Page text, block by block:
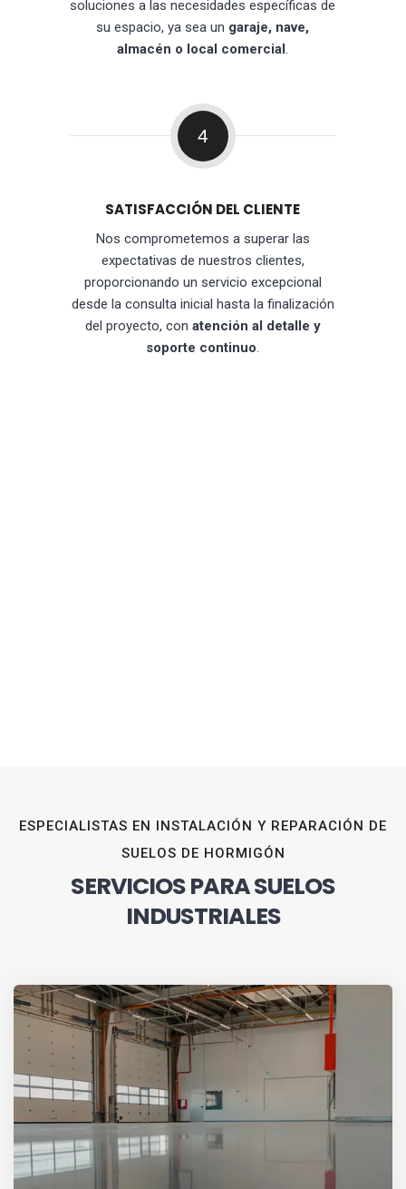
soluciones a las necesidades específicas de
su espacio, ya sea un garaje, nave,
almacén o local comercial.
4
SATISFACCIÓN DEL CLIENTE
Nos comprometemos a superar las
expectativas de nuestros clientes,
proporcionando un servicio excepcional
desde la consulta inicial hasta la finalización
del proyecto, con atención al detalle y
soporte continuo.
ESPECIALISTAS EN INSTALACIÓN Y REPARACIÓN DE
SUELOS DE HORMIGÓN
SERVICIOS PARA SUELOS
INDUSTRIALES